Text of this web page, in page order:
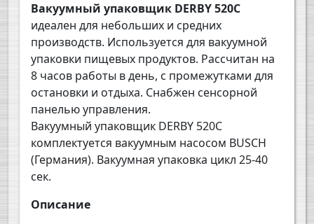
Вакуумный упаковщик DERBY520C
идеален для небольших и средних
производств. Используется для вакуумной
упаковки пищевых продуктов. Рассчитан на
8 часов работы в день, с промежутками для
остановки и отдыха. Снабжен сенсорной
панелью управления.
Вакуумный упаковщик DERBY 520C
комплектуется вакуумным насосом BUSCH
(Германия). Вакуумная упаковка цикл 25-40
сек.
Описание